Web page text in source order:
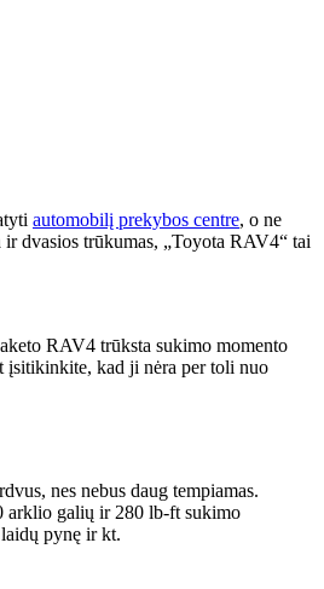
automobilį prekybos centre, o ne
dvasios trūkumas, „Toyota RAV4“ tai
RAV4 trūksta sukimo momento
įsitikinkite, kad ji nėra per toli nuo
nes nebus daug tempiamas.
arklio galių ir 280 lb-ft sukimo
pynę ir kt.